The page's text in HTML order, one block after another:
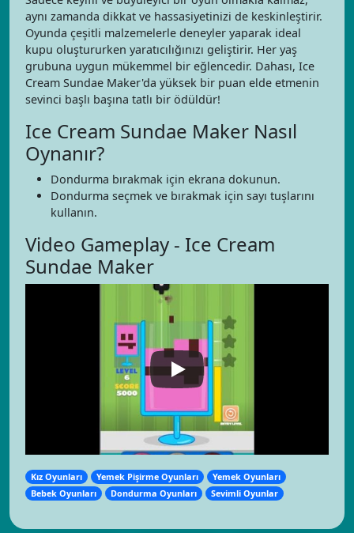
aynı zamanda dikkat ve hassasiyetinizi de keskinleştirir.
Oyunda çeşitli malzemelerle deneyler yaparak ideal
kupu oluştururken yaratıcılığınızı geliştirir. Her yaş
grubuna uygun mükemmel bir eğlencedir. Dahası, Ice
Cream Sundae Maker'da yüksek bir puan elde etmenin
sevinci başlı başına tatlı bir ödüldür!
Ice Cream Sundae Maker Nasıl
Oynanır?
Dondurma bırakmak için ekrana dokunun.
Dondurma seçmek ve bırakmak için sayı tuşlarını
kullanın.
Video Gameplay - Ice Cream
Sundae Maker
Kız Oyunları Yemek Pişirme Oyunları
Yemek Oyunları
Bebek Oyunları
Dondurma Oyunları Sevimli Oyunlar